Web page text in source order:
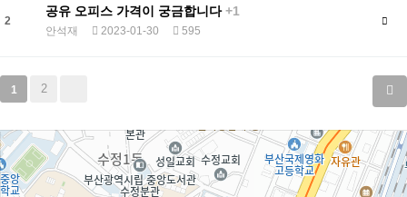
2
공유 오피스 가격이 궁금합니다+1
안석재 2023-01-30 595
1 2